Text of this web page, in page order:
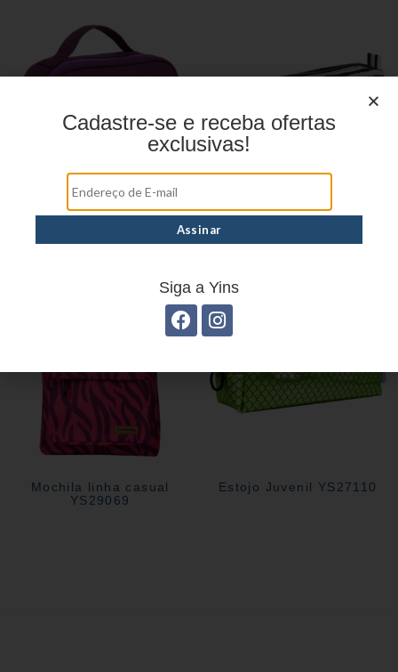
Estojo juvenil YS41026 Estojo Juvenil YS41030
Mochila linha casual
YS29069
Estojo Juvenil YS27110
Cadastre-se e receba ofertas
exclusivas!
Siga a Yins